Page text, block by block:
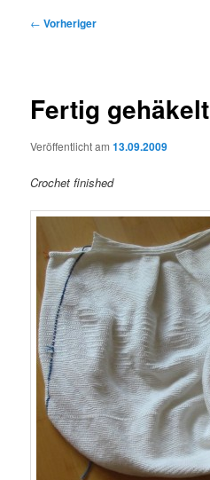
Beitragsnavigation
← Vorheriger
Fertig gehäkelt
Veröffentlicht am13.09.2009
Crochet finished